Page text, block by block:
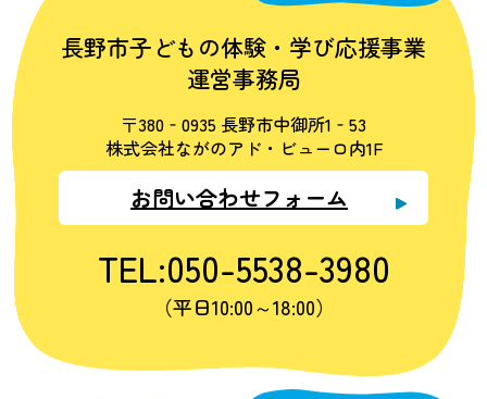
長野市子どもの体験・学び応援事業
運営事務局
〒380‐0935 長野市中御所1‐53
株式会社ながのアド・ビューロ内1F
お問い合わせフォーム
TEL:050-5538-3980
（平日10:00～18:00）